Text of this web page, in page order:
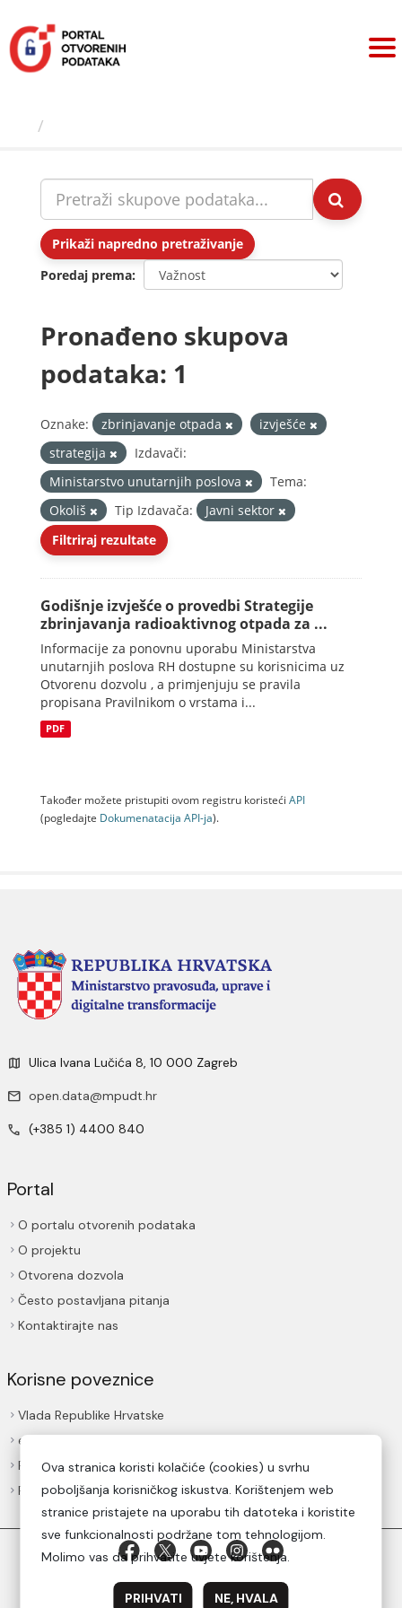
sadržaj
Prikaži napredno pretraživanje
Poredaj prema
Pronađeno skupova
podataka: 1
Oznake: zbrinjavanje otpada
izvješće
strategija
Izdavači:
Ministarstvo unutarnjih poslova
Tema:
Okoliš
Tip Izdavača:
Javni sektor
Filtriraj rezultate
Godišnje izvješće o provedbi Strategije
zbrinjavanja radioaktivnog otpada za ...
Informacije za ponovnu uporabu Ministarstva
unutarnjih poslova RH dostupne su korisnicima uz
Otvorenu dozvolu , a primjenjuju se pravila
propisana Pravilnikom o vrstama i...
PDF
Također možete pristupiti ovom registru koristeći API
(pogledajte Dokumenаtаcijа API-jа).